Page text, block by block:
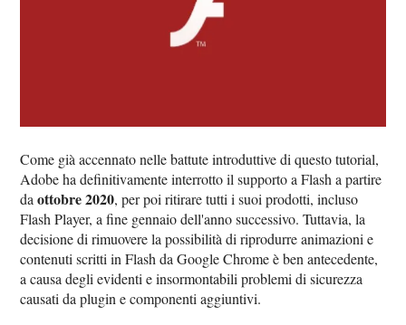
Come già accennato nelle battute introduttive di questo tutorial,
Adobe ha definitivamente interrotto il supporto a Flash a partire
daottobre 2020, per poi ritirare tutti i suoi prodotti, incluso
Flash Player, a fine gennaio dell'anno successivo. Tuttavia, la
decisione di rimuovere la possibilità di riprodurre animazioni e
contenuti scritti in Flash da Google Chrome è ben antecedente,
a causa degli evidenti e insormontabili problemi di sicurezza
causati da plugin e componenti aggiuntivi.